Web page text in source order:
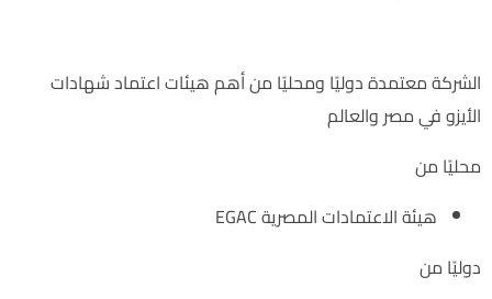
الشركة معتمدة دوليًا ومحليًا من أهم هيئات اعتماد شهادات
الأيزو في مصر والعالم
محليًا من
هيئة الاعتمادات المصرية EGAC
دوليًا من